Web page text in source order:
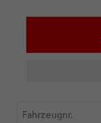
Fahrzeugnr.